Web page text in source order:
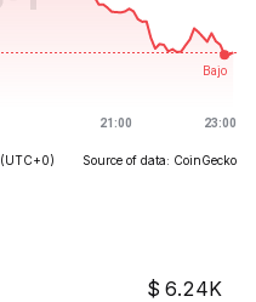
(UTC+0) Source of data: CoinGecko
6.24K